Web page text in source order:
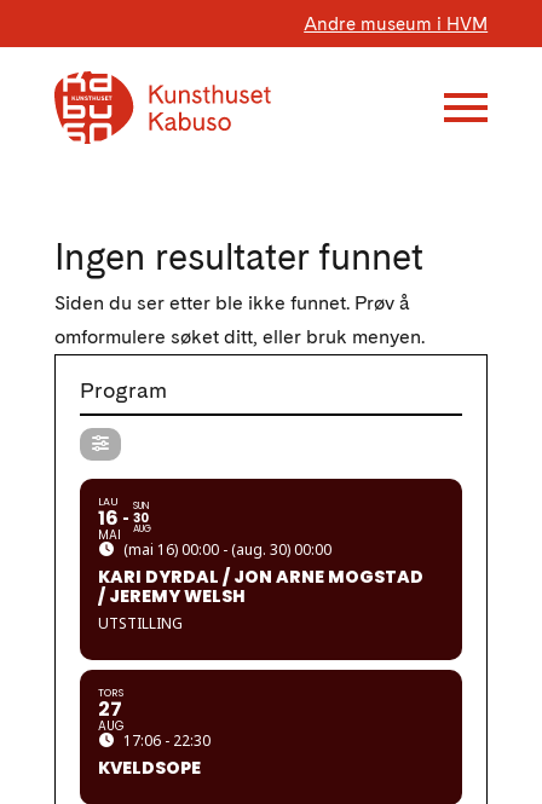
Andre museum i HVM
Ingen resultater funnet
Siden du ser etter ble ikke funnet. Prøv å
omformulere søket ditt, eller bruk menyen.
Program
LAU
16
MAI
SUN
30
AUG
(mai 16) 00:00 - (aug. 30) 00:00
KARI DYRDAL / JON ARNE MOGSTAD
/ JEREMY WELSH
UTSTILLING
TORS
27
AUG
17:06 - 22:30
KVELDSOPE